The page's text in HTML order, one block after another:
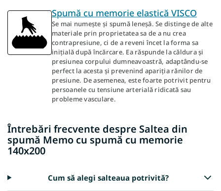
Spumă cu memorie elastică VISCO
Se mai numește și spumă leneșă. Se distinge de alte
materiale prin proprietatea sa de a nu crea
contrapresiune, ci de a reveni încet la forma sa
inițială după încărcare. Ea răspunde la căldura și
presiunea corpului dumneavoastră, adaptându-se
perfect la acesta și prevenind apariția rănilor de
presiune. De asemenea, este foarte potrivit pentru
persoanele cu tensiune arterială ridicată sau
probleme vasculare.
Întrebări frecvente despre Saltea din
spumă Memo cu spumă cu memorie
140x200
Cum să alegi salteaua potrivită?